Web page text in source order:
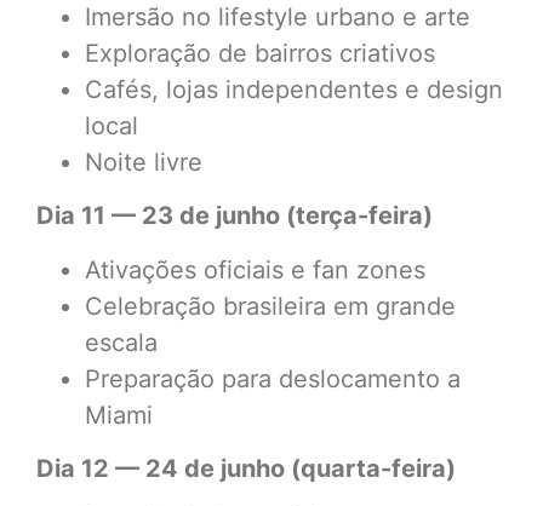
Imersão no lifestyle urbano e arte
Exploração de bairros criativos
Cafés, lojas independentes e design
local
Noite livre
Dia 11 — 23 de junho (terça-feira)
Ativações oficiais e fan zones
Celebração brasileira em grande
escala
Preparação para deslocamento a
Miami
Dia 12 — 24 de junho (quarta-feira)